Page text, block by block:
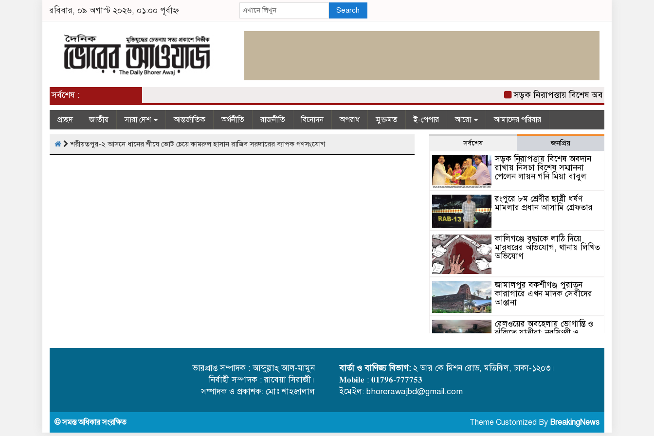
রবিবার, ০৯ অগাস্ট ২০২৬, ০১:০০ পূর্বাহ্ন Search
সর্বশেষ : সড়ক নিরাপত্তায় বিশেষ অবদান রাখায়
প্রচ্ছদ জাতীয় সারা দেশ আন্তর্জাতিক অর্থনীতি রাজনীতি বিনোদন অপরাধ মুক্তমত ই-পেপার আরো আমাদের পরিবার
শরীয়তপুর-২ আসনে ধানের শীষে ভোট চেয়ে কামরুল হাসান রাজিব সরদারের ব্যাপক গণসংযোগ সর্বশেষ জনপ্রিয়
সড়ক নিরাপত্তায় বিশেষ অবদান
রাখায় নিসচা বিশেষ সম্মাননা
পেলেন লায়ন গনি মিয়া বাবুল
রংপুরে ৮ম শ্রেণীর ছাত্রী ধর্ষণ
মামলার প্রধান আসামি গ্রেফতার
কালিগঞ্জে বৃদ্ধাকে লাঠি দিয়ে
মারধরের অভিযোগ, থানায় লিখিত
অভিযোগ
জামালপুর বকশীগঞ্জ পুরাতন
কারাগারে এখন মাদক সেবীদের
আস্তানা
রেলওয়ের অবহেলায় ভোগান্তি ও
ঝুঁকিতে যাত্রীরা: নরসিংদী ও
কবিতা /ছোট গল্প/ এম এম মিজান
কামাল
ভারপ্রাপ্ত সম্পাদক : আব্দুল্লাহ্ আল-মামুন
নির্বাহী সম্পাদক : রাবেয়া সিরাজী।
সম্পাদক ও প্রকাশক: মোঃ শাহজালাল
বার্তা ও বাণিজ্য বিভাগ: ২ আর কে মিশন রোড, মতিঝিল, ঢাকা-১২০৩।
𝐌𝐨𝐛𝐢𝐥𝐞 : 𝟎𝟏𝟕𝟗𝟔-𝟕𝟕𝟕𝟕𝟓𝟑
ইমেইল: bhorerawajbd@gmail.com
© সমস্ত অধিকার সংরক্ষিত Theme Customized By BreakingNews